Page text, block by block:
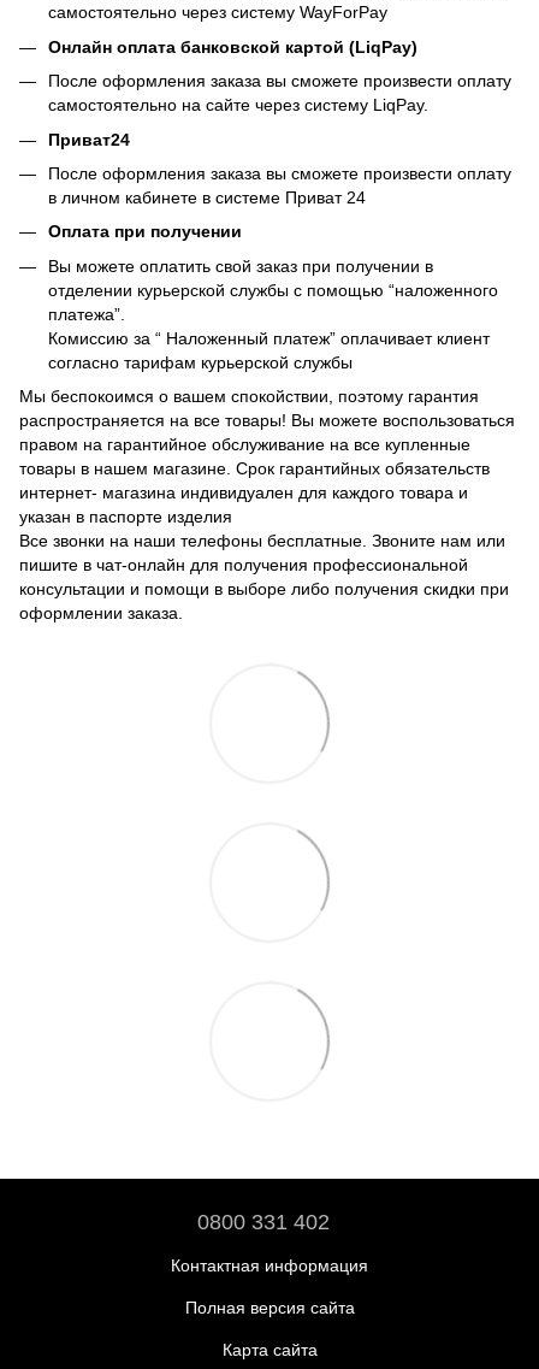
самостоятельно через систему WayForPay
Онлайн оплата банковской картой (LiqPay)
После оформления заказа вы сможете произвести оплату
самостоятельно на сайте через систему LiqPay.
Приват24
После оформления заказа вы сможете произвести оплату
в личном кабинете в системе Приват 24
Оплата при получении
Вы можете оплатить свой заказ при получении в
отделении курьерской службы с помощью “наложенного
платежа”.
Комиссию за “ Наложенный платеж” оплачивает клиент
согласно тарифам курьерской службы
Мы беспокоимся о вашем спокойствии, поэтому гарантия
распространяется на все товары! Вы можете воспользоваться
правом на гарантийное обслуживание на все купленные
товары в нашем магазине. Срок гарантийных обязательств
интернет- магазина индивидуален для каждого товара и
указан в паспорте изделия
Все звонки на наши телефоны бесплатные. Звоните нам или
пишите в чат-онлайн для получения профессиональной
консультации и помощи в выборе либо получения скидки при
оформлении заказа.
0800 331 402
Контактная информация
Полная версия сайта
Карта сайта